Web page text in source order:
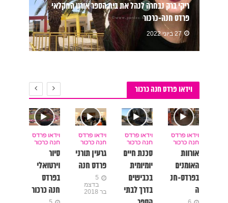
ריקי ברק נבחרה לנהל את בית הספר אורט החקלאי
פרדס חנה-כרכור
27 ביוני 2022
וידאו פרדס חנה כרכור
וידאו פרדס
בפרדס-חנ
וידאו פרדס
חנה כרכור
סכנת חיים
יומיומית
בכבישים
בדרך לבתי
וידאו פרדס
חנה כרכור
גרעין תורני
פרדס חנה
בר 2018
וידאו פרדס
חנה כרכור
סיור
וירטואלי
חנה כרכור
וידאו פרדס
חנה כרכור
כרכור
6